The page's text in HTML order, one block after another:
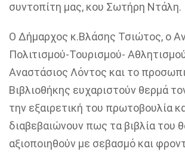
συντοπίτη μας, κου Σωτήρη Ντάλη.
Ο Δήμαρχος κ.Βλάσης Τσιώτος, ο
Πολιτισμού-Τουρισμού-
Αναστάσιος Λόντος και το
Βιβλιοθήκης ευχαριστούν θερμά
την εξαιρετική του πρωτοβουλία
διαβεβαιώνουν πως τα βιβλία του
αξιοποιηθούν με σεβασμό και